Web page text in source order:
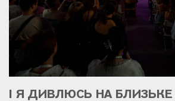
І Я ДИВЛЮСЬ НА БЛИЗЬКЕ